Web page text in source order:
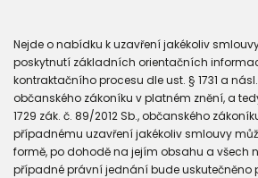
Nejde o nabídku k uzavření jakékoliv
poskytnutí základních orientačních
kontraktačního procesu dle ust. § 1731 a
občanského zákoníku v platném znění, a
1729 zák. č. 89/2012 Sb., občanského
případnému uzavření jakékoliv smlouvy
formě, po dohodě na jejím obsahu a všech
případné právní jednání bude uskutečněno